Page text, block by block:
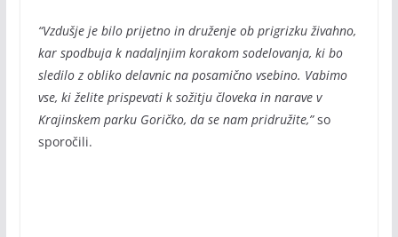
“Vzdušje je bilo prijetno in druženje ob prigrizku živahno,
kar spodbuja k nadaljnjim korakom sodelovanja, ki bo
sledilo z obliko delavnic na posamično vsebino. Vabimo
vse, ki želite prispevati k sožitju človeka in narave v
Krajinskem parku Goričko, da se nam pridružite,”so
sporočili.